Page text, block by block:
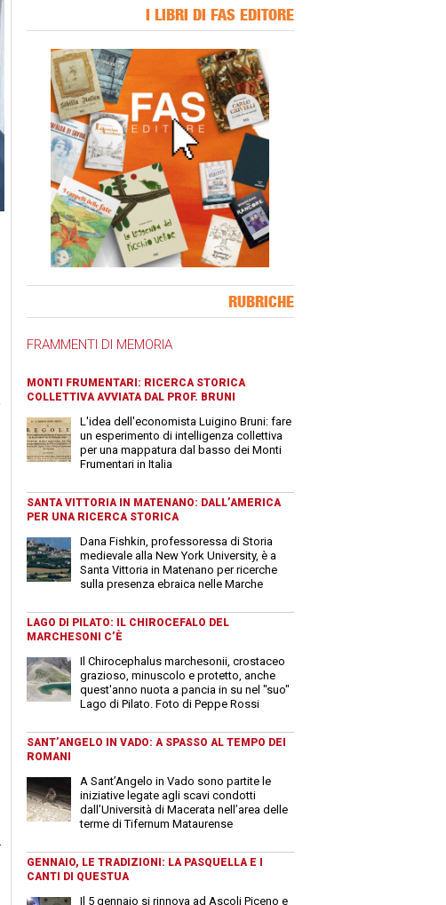
I LIBRI DI FAS EDITORE
RUBRICHE
FRAMMENTI DI MEMORIA
MONTI FRUMENTARI: RICERCA STORICA
COLLETTIVA AVVIATA DAL PROF. BRUNI
L'idea dell'economista Luigino Bruni: fare
un esperimento di intelligenza collettiva
per una mappatura dal basso dei Monti
Frumentari in Italia
SANTA VITTORIA IN MATENANO: DALL’AMERICA
PER UNA RICERCA STORICA
Dana Fishkin, professoressa di Storia
medievale alla New York University, è a
Santa Vittoria in Matenano per ricerche
sulla presenza ebraica nelle Marche
LAGO DI PILATO: IL CHIROCEFALO DEL
MARCHESONI C’È
Il Chirocephalus marchesonii, crostaceo
grazioso, minuscolo e protetto, anche
quest'anno nuota a pancia in su nel "suo"
Lago di Pilato. Foto di Peppe Rossi
SANT’ANGELO IN VADO: A SPASSO AL TEMPO DEI
ROMANI
A Sant’Angelo in Vado sono partite le
iniziative legate agli scavi condotti
dall’Università di Macerata nell’area delle
terme di Tifernum Mataurense
GENNAIO, LE TRADIZIONI: LA PASQUELLA E I
CANTI DI QUESTUA
Il 5 gennaio si rinnova ad Ascoli Piceno e